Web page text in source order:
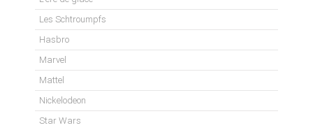
Les Schtroumpfs
Hasbro
Marvel
Mattel
Nickelodeon
Star Wars